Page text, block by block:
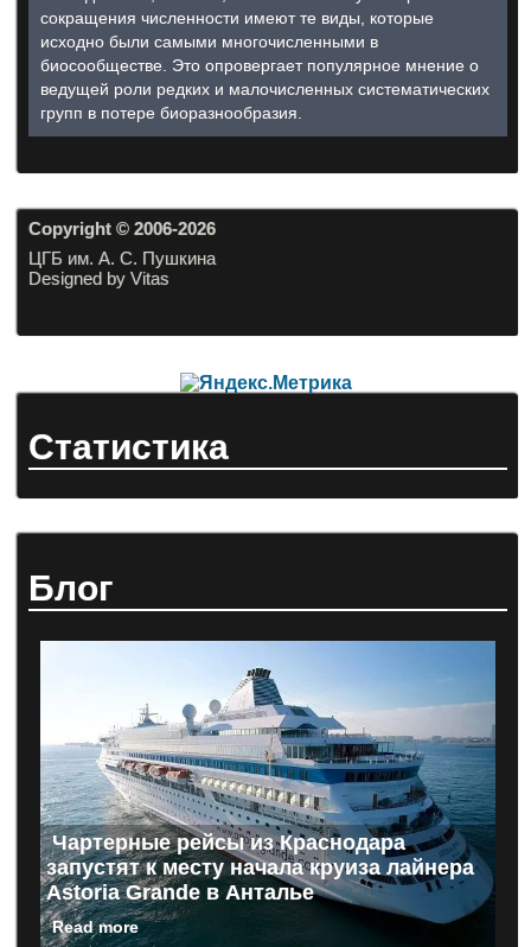
сокращения численности имеют те виды, которые
исходно были самыми многочисленными в
биосообществе. Это опровергает популярное мнение о
ведущей роли редких и малочисленных систематических
групп в потере биоразнообразия.
Copyright © 2006-2026
ЦГБ им. А. С. Пушкина
Designed by Vitas
Статистика
Блог
Чартерные рейсы из Краснодара
запустят к месту начала круиза лайнера
Astoria Grande в Анталье
Read more